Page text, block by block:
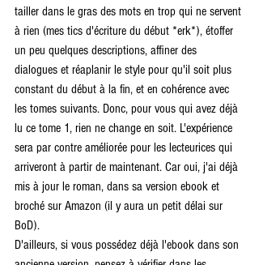
tailler dans le gras des mots en trop qui ne servent
à rien (mes tics d'écriture du début *erk*), étoffer
un peu quelques descriptions, affiner des
dialogues et réaplanir le style pour qu'il soit plus
constant du début à la fin, et en cohérence avec
les tomes suivants. Donc, pour vous qui avez déjà
lu ce tome 1, rien ne change en soit. L'expérience
sera par contre améliorée pour les lecteurices qui
arriveront à partir de maintenant. Car oui, j'ai déjà
mis à jour le roman, dans sa version ebook et
broché sur Amazon (il y aura un petit délai sur
BoD).
D'ailleurs, si vous possédez déjà l'ebook dans son